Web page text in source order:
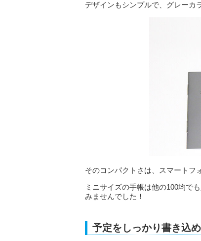
デザインもシンプルで、グレーカ
そのコンパクトさは、スマートフ
ミニサイズの手帳は他の100均で
みませんでした！
予定をしっかり書き込